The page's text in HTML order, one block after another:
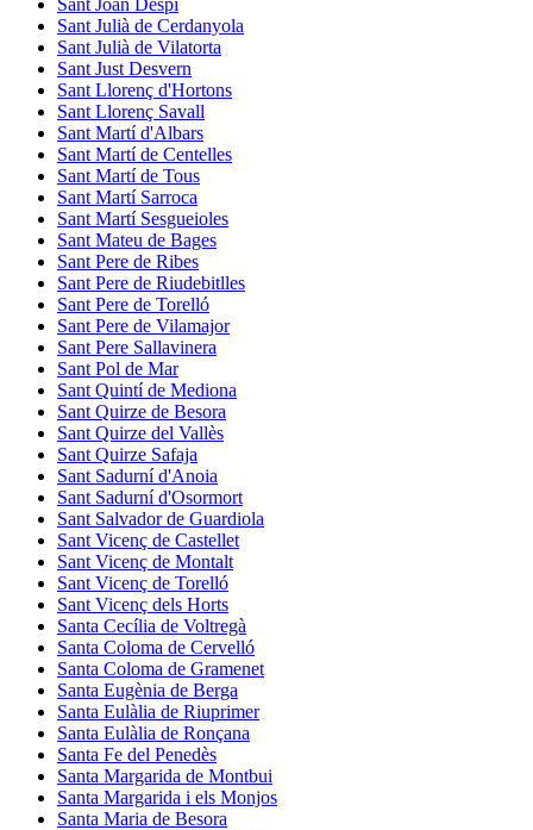
Sant Julià de Cerdanyola
Sant Julià de Vilatorta
Sant Just Desvern
Sant Llorenç d'Hortons
Sant Llorenç Savall
Sant Martí d'Albars
Sant Martí de Centelles
Sant Martí de Tous
Sant Martí Sarroca
Sant Martí Sesgueioles
Sant Mateu de Bages
Sant Pere de Ribes
Sant Pere de Riudebitlles
Sant Pere de Torelló
Sant Pere de Vilamajor
Sant Pere Sallavinera
Sant Pol de Mar
Sant Quintí de Mediona
Sant Quirze de Besora
Sant Quirze del Vallès
Sant Quirze Safaja
Sant Sadurní d'Anoia
Sant Sadurní d'Osormort
Sant Salvador de Guardiola
Sant Vicenç de Castellet
Sant Vicenç de Montalt
Sant Vicenç de Torelló
Sant Vicenç dels Horts
Santa Cecília de Voltregà
Santa Coloma de Cervelló
Santa Coloma de Gramenet
Santa Eugènia de Berga
Santa Eulàlia de Riuprimer
Santa Eulàlia de Ronçana
Santa Fe del Penedès
Santa Margarida de Montbui
Santa Margarida i els Monjos
Santa Maria de Besora